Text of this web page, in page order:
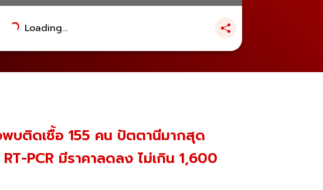
Loading...
บติดเชื้อ 155 คน ปัตตานีมากสุด
PCR มีราคาลดลง ไม่เกิน 1,600